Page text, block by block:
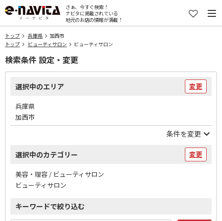
さぁ、今すぐ検索！
ナビタに掲載されている
地元のお店の情報が満載！
トップ 兵庫県
加西市
トップ
ビューティサロン ビューティサロン
検索条件 設定・変更
選択中のエリア 変更
兵庫県
加西市
条件を変更
選択中のカテゴリー 変更
美容・理容 / ビューティサロン
ビューティサロン
キーワードで絞り込む